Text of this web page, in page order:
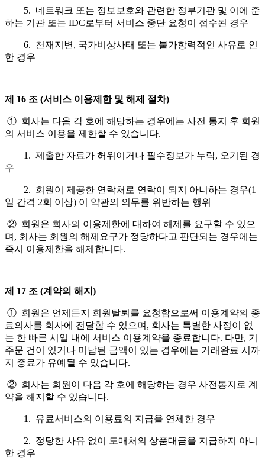
5. 네트워크 또는 정보보호와 관련한 정부기관 및 이에 준
하는 기관 또는 IDC로부터 서비스 중단 요청이 접수된 경우
6. 천재지변, 국가비상사태 또는 불가항력적인 사유로 인
한 경우
제 16 조 (서비스 이용제한 및 해제 절차)
① 회사는 다음 각 호에 해당하는 경우에는 사전 통지 후 회원
의 서비스 이용을 제한할 수 있습니다.
1. 제출한 자료가 허위이거나 필수정보가 누락, 오기된 경
우
2. 회원이 제공한 연락처로 연락이 되지 아니하는 경우(1
일 간격 2회 이상) 이 약관의 의무를 위반하는 행위
② 회원은 회사의 이용제한에 대하여 해제를 요구할 수 있으
며, 회사는 회원의 해제요구가 정당하다고 판단되는 경우에는
즉시 이용제한을 해제합니다.
제 17 조 (계약의 해지)
① 회원은 언제든지 회원탈퇴를 요청함으로써 이용계약의 종
료의사를 회사에 전달할 수 있으며, 회사는 특별한 사정이 없
는 한 빠른 시일 내에 서비스 이용계약을 종료합니다. 다만, 기
주문 건이 있거나 미납된 금액이 있는 경우에는 거래완료 시까
지 종료가 유예될 수 있습니다.
② 회사는 회원이 다음 각 호에 해당하는 경우 사전통지로 계
약을 해지할 수 있습니다.
1. 유료서비스의 이용료의 지급을 연체한 경우
2. 정당한 사유 없이 도매처의 상품대금을 지급하지 아니
한 경우